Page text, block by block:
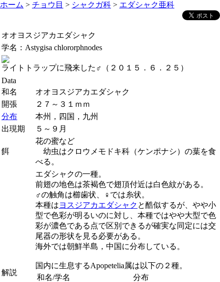
ホーム > チョウ目 > シャクガ科 > エダシャク亜科
オオヨスジアカエダシャク
学名： Astygisa chlororphnodes
ライトトラップに飛来した♂（２０１５．６．２５）
Data
和名
オオヨスジアカエダシャク
開張
２７～３１ｍｍ
分布
本州，四国，九州
出現期
５～９月
餌
花の蜜など
幼虫はクロウメモドキ科（ケンポナシ）の葉を食
べる。
解説
エダシャクの一種。
前翅の地色は茶褐色で翅頂付近は白色紋がある。
♂の触角は櫛歯状、♀では糸状。
本種はヨスジアカエダシャク と酷似するが、やや小
型で色彩が明るいのに対し、本種ではやや大型で色
彩が濃色である点で区別できるが確実な同定には交
尾器の形状を見る必要がある。
海外では朝鮮半島，中国に分布している。
国内に生息するApopetelia属は以下の２種。
和名/学名
分布